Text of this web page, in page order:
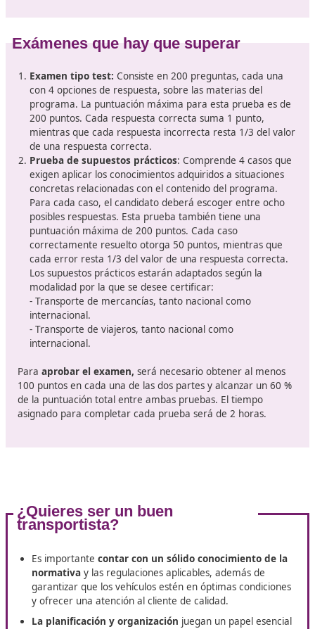
Vehículos y actividades
esta formación
El Título de Competencia Profesional para el
obligatorio para toda empresa dedicada al
mercancíascon autorización de servicio público para
vehículos de más de 3500kg de MMA y autorizaciones
con más de 2500kg. de MMA, que operen en otros
la UE.
Además este título es obligatorio para obtener una
servicio público de viajeros, a partir de 9 plazas
conductor. También deben contar en su organización
gestor de transporte que esté en posesión de esta
lasempresas turísticas, operadores logísticos y
de transporte .
Exámenes que hay que superar
de una respuesta correcta.
Prueba de supuestos prácticos
concretas relacionadas con el contenido del
Para cada caso, el candidato deberá escoger entre
posibles respuestas. Esta prueba también tiene una
puntuación máxima de 200 puntos. Cada caso